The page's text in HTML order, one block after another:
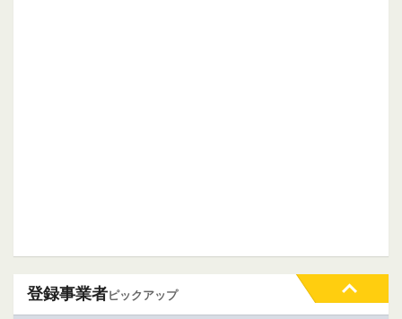
登録事業者ピックアップ